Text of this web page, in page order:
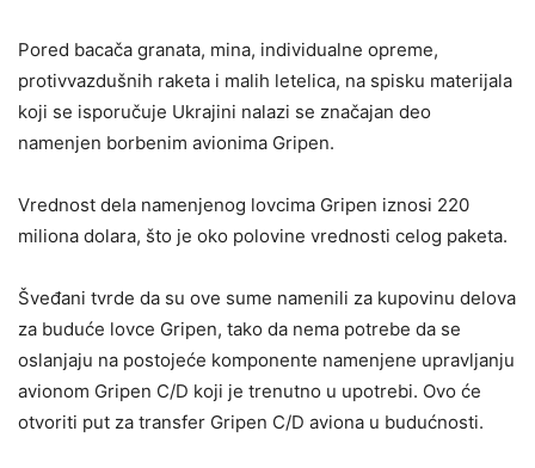
Pored bacača granata, mina, individualne opreme,
protivvazdušnih raketa i malih letelica, na spisku materijala
koji se isporučuje Ukrajini nalazi se značajan deo
namenjen borbenim avionima Gripen.
Vrednost dela namenjenog lovcima Gripen iznosi 220
miliona dolara, što je oko polovine vrednosti celog paketa.
Šveđani tvrde da su ove sume namenili za kupovinu delova
za buduće lovce Gripen, tako da nema potrebe da se
oslanjaju na postojeće komponente namenjene upravljanju
avionom Gripen C/D koji je trenutno u upotrebi. Ovo će
otvoriti put za transfer Gripen C/D aviona u budućnosti.